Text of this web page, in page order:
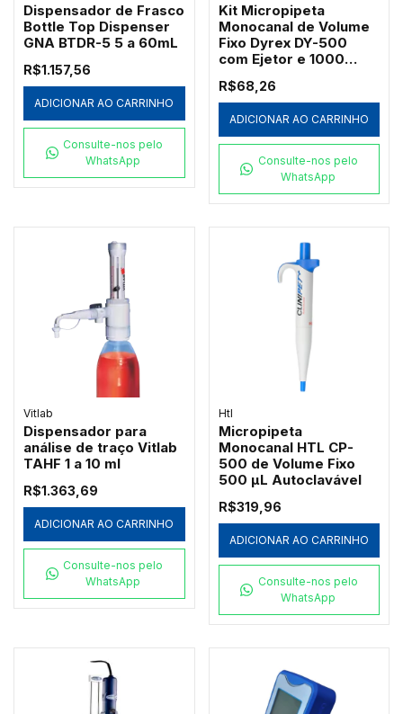
Dispensador de Frasco
Bottle Top Dispenser
GNA BTDR-5 5 a 60mL
R$1.157,56
ADICIONAR AO CARRINHO
Consulte-nos pelo
WhatsApp
Kit Micropipeta
Monocanal de Volume
Fixo Dyrex DY-500
com Ejetor e 1000
Redplast 500µL
R$68,26
ADICIONAR AO CARRINHO
Consulte-nos pelo
WhatsApp
Vitlab
Dispensador para
análise de traço Vitlab
TAHF 1 a 10 ml
R$1.363,69
ADICIONAR AO CARRINHO
Consulte-nos pelo
WhatsApp
Htl
Micropipeta
Monocanal HTL CP-
500 de Volume Fixo
500 µL Autoclavável
R$319,96
ADICIONAR AO CARRINHO
Consulte-nos pelo
WhatsApp